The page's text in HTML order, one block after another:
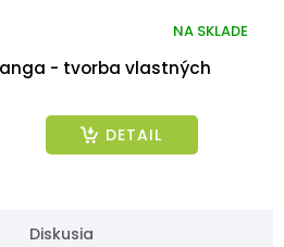
- tvorba vlastných
NA SKLADE
DETAIL
Diskusia